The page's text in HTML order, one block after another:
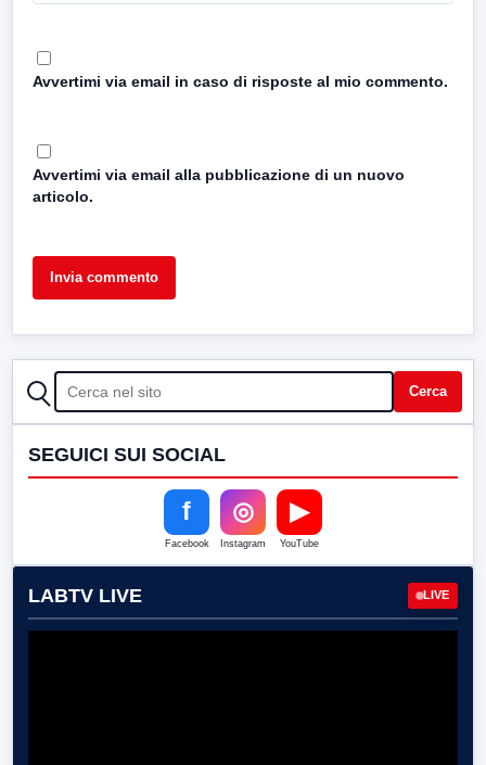
Avvertimi via email in caso di risposte al mio commento.
Avvertimi via email alla pubblicazione di un nuovo
articolo.
CERCA Cerca
SEGUICI SUI SOCIAL
f
Facebook
◎
Instagram
▶
YouTube
LABTV LIVE LIVE